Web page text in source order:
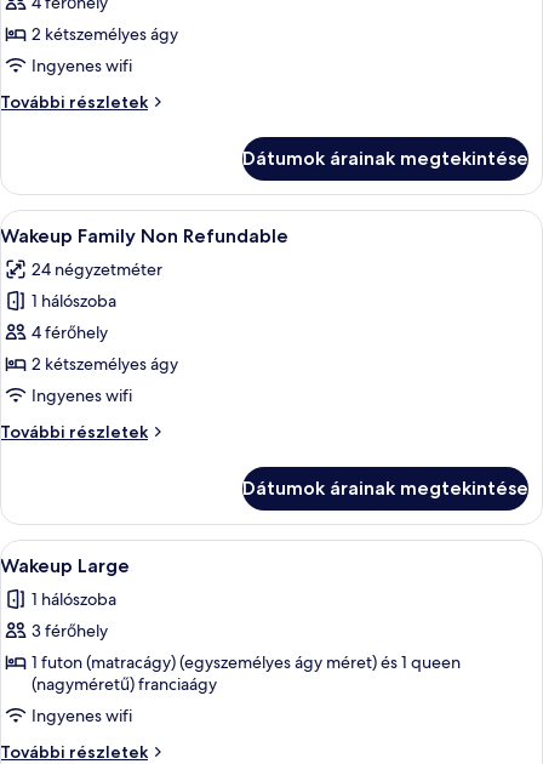
megtekintése:
Wakeup
2 kétszemélyes ágy
Ingyenes wifi
További részletek
Wakeup
Dátumok árainak megtekintése
A
következő
szoba
összes
képének
megtekintése:
Wakeup
Non
Egy modern szállodai szoba, ahol
8
Wakeup Family Non Refundable
24 négyzetméter
1 hálószoba
4 férőhely
2 kétszemélyes ágy
Ingyenes wifi
További részletek
Wakeup
további
részletei
Dátumok árainak megtekintése
A
következő
szoba
összes
képének
megtekintése:
Wakeup
Large
Egy egyszemélyes ágy fehér
6
Wakeup Large
1 hálószoba
3 férőhely
1 futon (matracágy) (egyszemélyes ágy méret) és 1 queen
(nagyméretű) franciaágy
Ingyenes wifi
További részletek
Wakeup